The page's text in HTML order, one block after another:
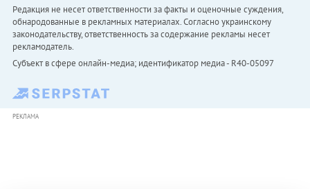
Редакция не несет ответственности за факты и оценочные суждения,
обнародованные в рекламных материалах. Согласно украинскому
законодательству, ответственность за содержание рекламы несет
рекламодатель.
Субъект в сфере онлайн-медиа; идентификатор медиа - R40-05097
РЕКЛАМА